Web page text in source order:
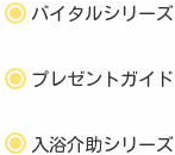
バイタルシリーズ
プレゼントガイド
入浴介助シリーズ